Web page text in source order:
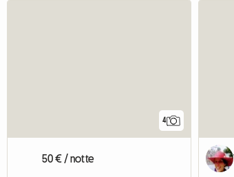
4
50 € / notte